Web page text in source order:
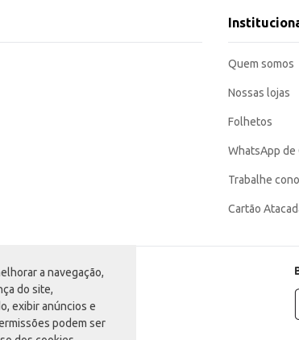
a navegação,
do site,
exibir anúncios e
podem ser
em bandeja de 1kg proporciona praticidade no armazenamento e manuseio,
eficiente para diversos tipos de estabelecimentos e
Quem somos
Nossas lojas
Folhetos
WhatsApp de
Trabalhe
Cartão